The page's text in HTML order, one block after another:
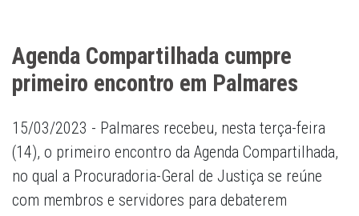
Agenda Compartilhada cumpre
primeiro encontro em Palmares
15/03/2023 - Palmares recebeu, nesta terça-feira
(14), o primeiro encontro da Agenda Compartilhada,
no qual a Procuradoria-Geral de Justiça se reúne
com membros e servidores para debaterem